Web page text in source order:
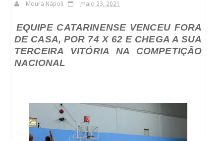
Moura Nápoli maio 23, 2021
EQUIPE CATARINENSE VENCEU FORA
DE CASA, POR 74 X 62 E CHEGA A SUA
TERCEIRA VITÓRIA NA COMPETIÇÃO
NACIONAL